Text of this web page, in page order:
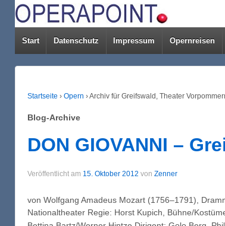
Start Datenschutz Impressum Opernreisen
Startseite › Opern ›Archiv für Greifswald, Theater
Blog-Archive
DON GIOVANNI –
Veröffentlicht am 15. Oktober 2012 von Zenner
von Wolfgang Amadeus Mozart (1756–1791),
Nationaltheater Regie: Horst Kupich, Bühne/